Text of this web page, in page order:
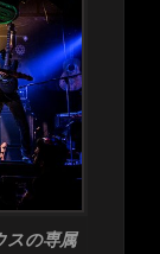
スの専属